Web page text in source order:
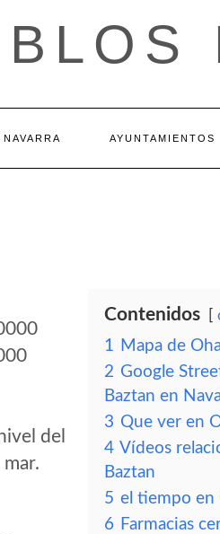
AYUNTAMIENTOS
del
Contenidos
1 Mapa de
2 Google
Baztan en
3 Que ver en
4 Vídeos
Baztan
5 el tiempo en
6 Farmacias